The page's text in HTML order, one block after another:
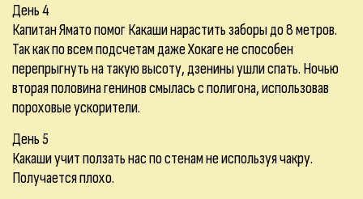
День 4
Капитан Ямато помог Какаши нарастить заборы до 8 метров.
Так как по всем подсчетам даже Хокаге не способен
перепрыгнуть на такую высоту, дзенины ушли спать. Ночью
вторая половина генинов смылась с полигона, использовав
пороховые ускорители.
День 5
Какаши учит ползать нас по стенам не используя чакру.
Получается плохо.